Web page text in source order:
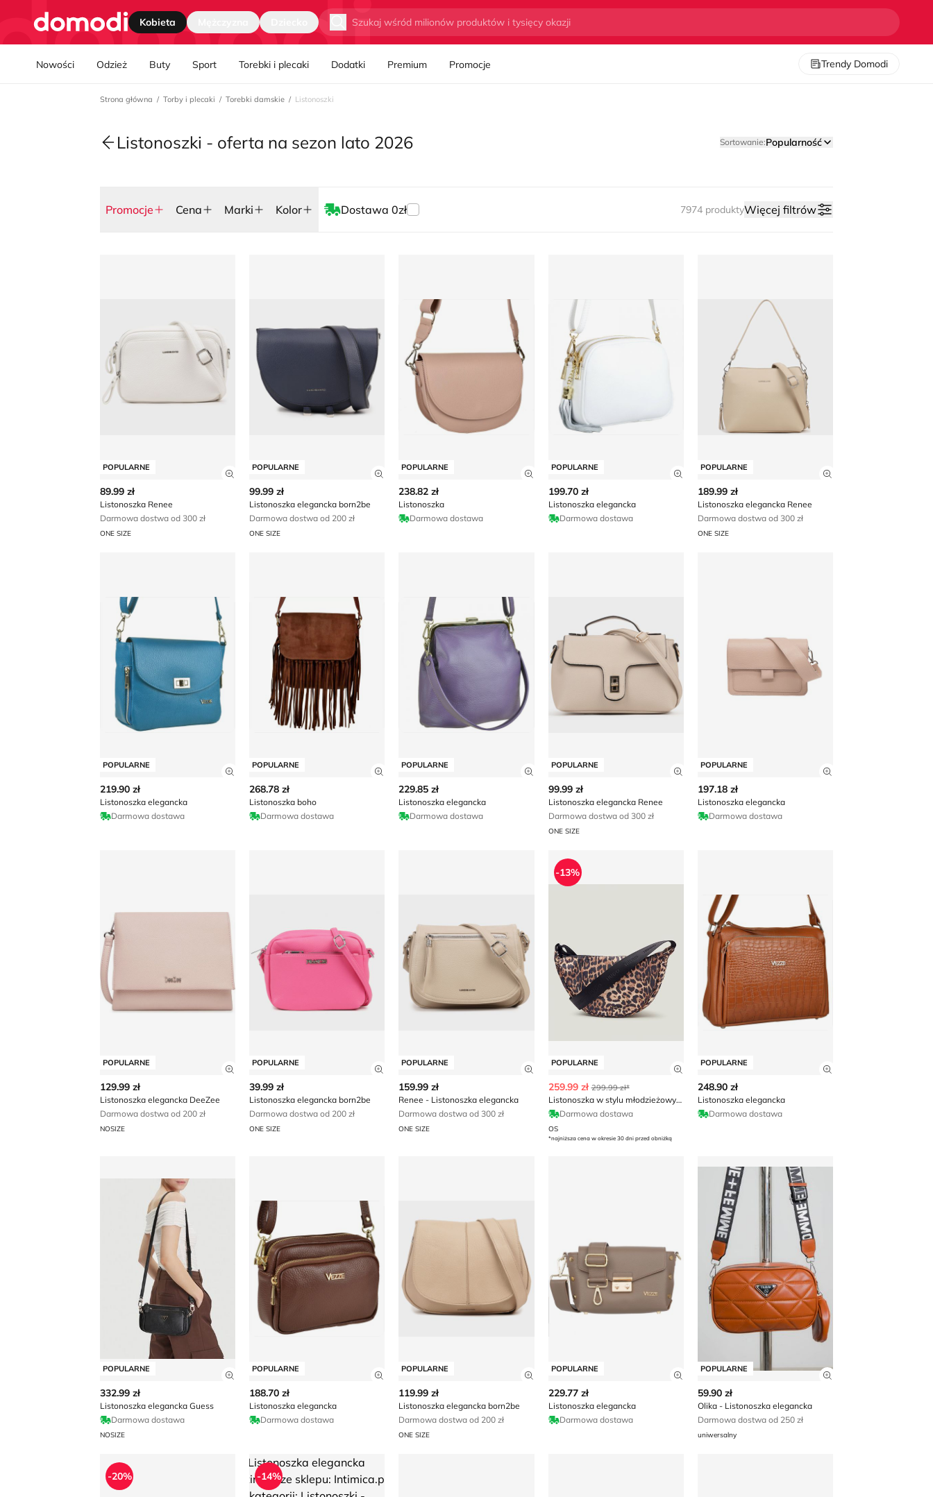
Nawgiacja kategorii
Strona główna Kobieta Wyszukaj
Nowości Odzież Buty Sport Torebki i plecaki Dodatki Premium Promocje Trendy Domodi
Strona główna Torby i plecaki Torebki damskie Listonoszki
Listonoszki - oferta na sezon lato 2026 Sortowanie:Popularność
Promocje Cena Marki Kolor Dostawa 0zł 7974 produktyWięcej filtrów
POPULARNE
Zobacz szczegóły produktu
89.99 zł
Listonoszka Renee
Darmowa dostwa od 300 zł
ONE SIZE
POPULARNE
Zobacz szczegóły produktu
99.99 zł
Listonoszka elegancka born2be
Darmowa dostwa od 200 zł
ONE SIZE
POPULARNE
Zobacz szczegóły produktu
238.82 zł
Listonoszka
Darmowa dostawa
POPULARNE
Zobacz szczegóły produktu
199.70 zł
Listonoszka elegancka
Darmowa dostawa
POPULARNE
Zobacz szczegóły
189.99 zł
Listonoszka elegancka Renee
Darmowa dostwa od 300 zł
ONE SIZE
POPULARNE
Zobacz szczegóły produktu
219.90 zł
Listonoszka elegancka
Darmowa dostawa
POPULARNE
Zobacz szczegóły produktu
268.78 zł
Listonoszka boho
Darmowa dostawa
POPULARNE
Zobacz szczegóły produktu
229.85 zł
Listonoszka elegancka
Darmowa dostawa
POPULARNE
Zobacz szczegóły produktu
99.99 zł
Listonoszka elegancka Renee
Darmowa dostwa od 300 zł
ONE SIZE
POPULARNE
Zobacz szczegóły
197.18 zł
Listonoszka elegancka
Darmowa dostawa
POPULARNE
Zobacz szczegóły produktu
129.99 zł
Listonoszka elegancka DeeZee
Darmowa dostwa od 200 zł
NOSIZE
POPULARNE
Zobacz szczegóły produktu
39.99 zł
Listonoszka elegancka born2be
Darmowa dostwa od 200 zł
ONE SIZE
POPULARNE
Zobacz szczegóły produktu
159.99 zł
Renee - Listonoszka elegancka
Darmowa dostwa od 300 zł
ONE SIZE
Listonoszka w stylu młodzieżowym HUGO
POPULARNE
-13%
Zobacz szczegóły produktu
259.99 zł 299.99 zł*
Listonoszka w stylu młodzieżowym HUGO
Darmowa dostawa
OS
*najniższa cena w okresie 30 dni przed obniżką
POPULARNE
Zobacz szczegóły
248.90 zł
Listonoszka elegancka
Darmowa dostawa
POPULARNE
Zobacz szczegóły produktu
332.99 zł
Listonoszka elegancka Guess
Darmowa dostawa
NOSIZE
POPULARNE
Zobacz szczegóły produktu
188.70 zł
Listonoszka elegancka
Darmowa dostawa
POPULARNE
Zobacz szczegóły produktu
119.99 zł
Listonoszka elegancka born2be
Darmowa dostwa od 200 zł
ONE SIZE
POPULARNE
Zobacz szczegóły produktu
229.77 zł
Listonoszka elegancka
Darmowa dostawa
Olika - Listonoszka elegancka
POPULARNE
Zobacz szczegóły
59.90 zł
Olika - Listonoszka elegancka
Darmowa dostwa od 250 zł
uniwersalny
Listonoszka elegancka
-20%
Listonoszka elegancka Intimica
-14%